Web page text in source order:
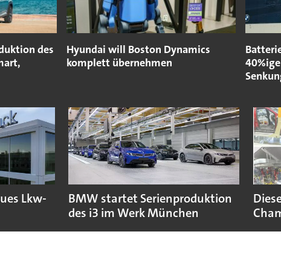
des
Hyundai will Boston Dynamics
komplett übernehmen
Lkw-
BMW startet Serienproduktion
des i3 im Werk München